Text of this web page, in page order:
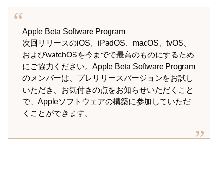
Apple Beta Software Program
次回リリースのiOS、iPadOS、macOS、tvOS、
およびwatchOSを今までで最高のものにするため
にご協力ください。Apple Beta Software Program
のメンバーは、プレリリースバージョンをお試し
いただき、お気付きの点をお知らせいただくこと
で、Appleソフトウェアの構築に参加していただ
くことができます。